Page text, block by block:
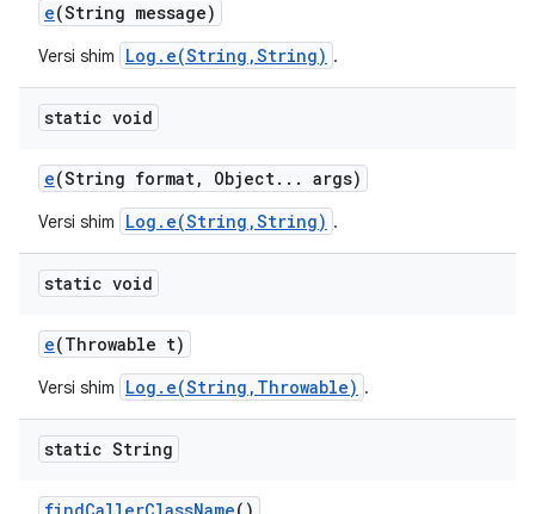
e(String message)
Versi shim Log.e(String,String) .
static void
e(String format, Object. . . args)
Versi shim Log.e(String,String) .
static void
e(Throwable t)
Versi shim Log.e(String,Throwable) .
static String